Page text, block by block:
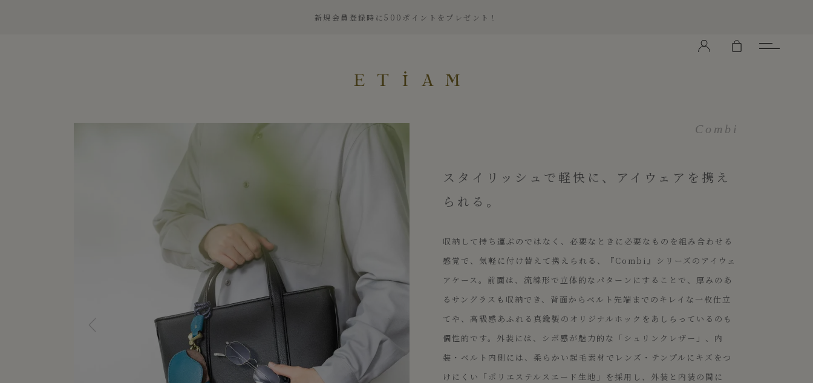
新規会員登録時に500ポイントをプレゼント！
Combi
スタイリッシュで軽快に、アイウェアを携え
られる。
収納して持ち運ぶのではなく、必要なときに必要なものを組み合わせる
感覚で、気軽に付け替えて携えられる、『Combi』シリーズのアイウェ
アケース。前面は、流線形で立体的なパターンにすることで、厚みのあ
るサングラスも収納でき、背面からベルト先端までのキレイな一枚仕立
てや、高級感あふれる真鍮製のオリジナルホックをあしらっているのも
個性的です。外装には、シボ感が魅力的な「シュリンクレザー」、内
装・ベルト内側には、柔らかい起毛素材でレンズ・テンプルにキズをつ
けにくい「ポリエステルスエード生地」を採用し、外装と内装の間に